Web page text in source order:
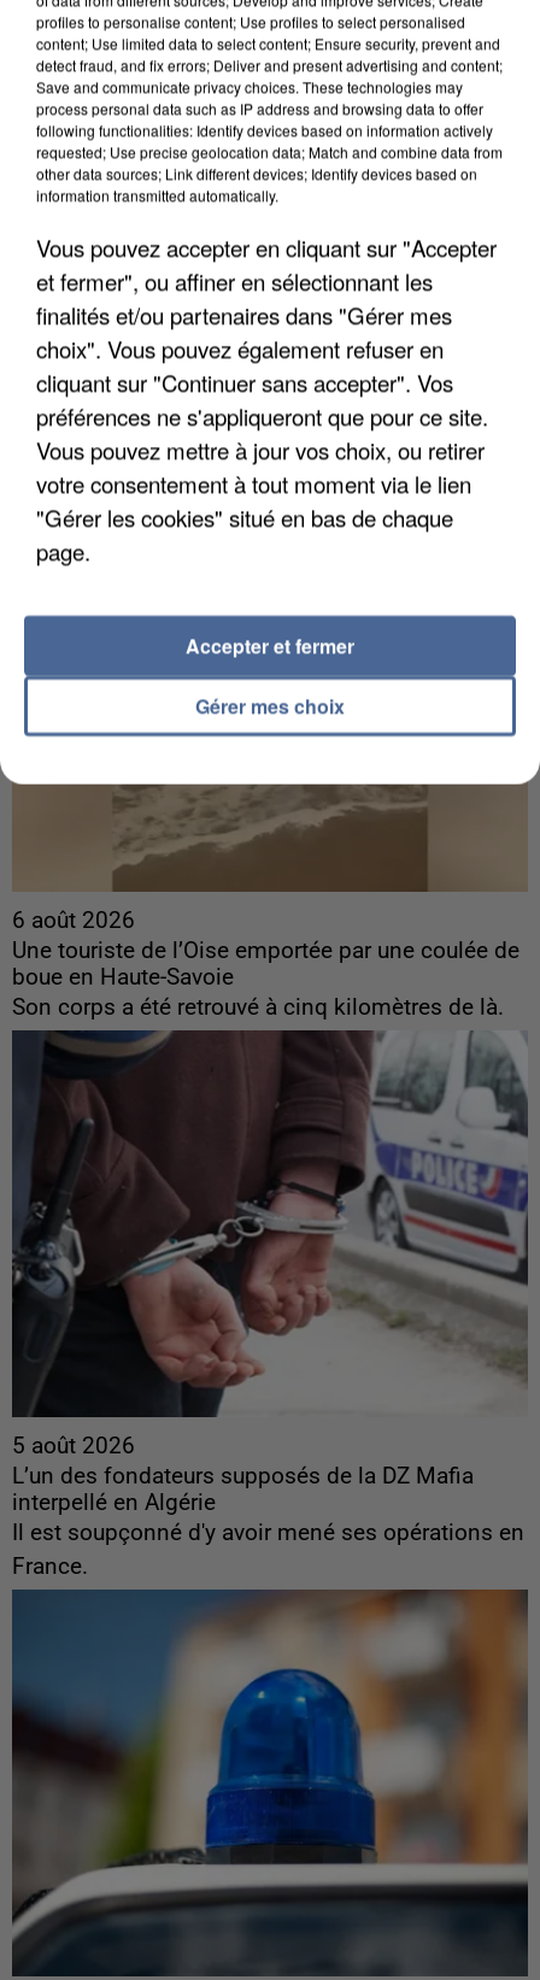
6 août 2026
Gabriel Attal et Raphaël Glucksmann visés par des
ingérences...
Sollicité, Sébastien Lecornu annonce un "travail
commun" avec les partis à la rentrée.
6 août 2026
Une touriste de l’Oise emportée par une coulée de
boue en Haute-Savoie
Son corps a été retrouvé à cinq kilomètres de là.
5 août 2026
L’un des fondateurs supposés de la DZ Mafia
interpellé en Algérie
Il est soupçonné d'y avoir mené ses opérations en
France.
profiles to personalise content; Use profiles to select personalised
content; Use limited data to select content; Ensure security, prevent and
detect fraud, and fix errors; Deliver and present advertising and content;
Save and communicate privacy choices. These technologies may
process personal data such as IP address and browsing data to offer
following functionalities: Identify devices based on information actively
requested; Use precise geolocation data; Match and combine data from
other data sources; Link different devices; Identify devices based on
information transmitted automatically.
Vous pouvez accepter en cliquant sur "Accepter
et fermer", ou affiner en sélectionnant les
finalités et/ou partenaires dans "Gérer mes
choix". Vous pouvez également refuser en
cliquant sur "Continuer sans accepter". Vos
préférences ne s'appliqueront que pour ce site.
Vous pouvez mettre à jour vos choix, ou retirer
votre consentement à tout moment via le lien
"Gérer les cookies" situé en bas de chaque
page.
Gérer mes choix
Accepter et fermer